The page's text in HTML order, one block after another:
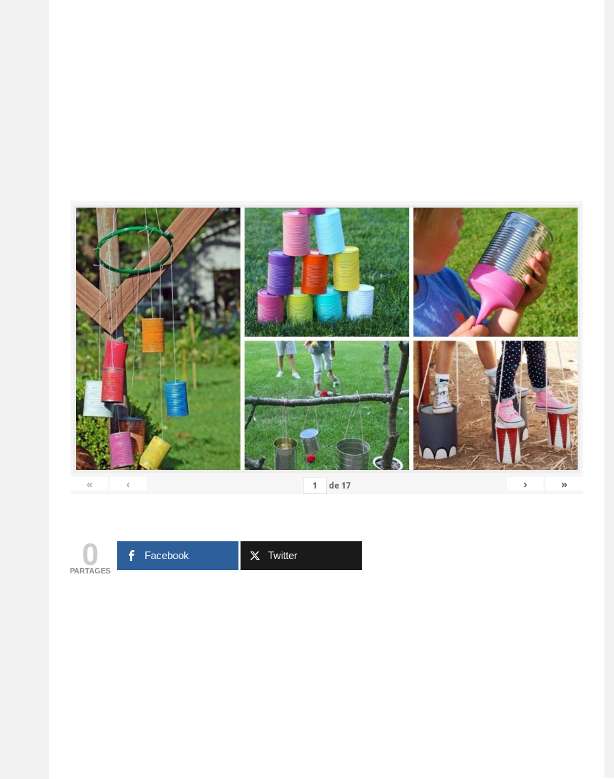
« ‹ de 17 › »
0
PARTAGES
Facebook Twitter